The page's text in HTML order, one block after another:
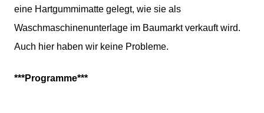
eine Hartgummimatte gelegt, wie sie als
Waschmaschinenunterlage im Baumarkt verkauft wird.
Auch hier haben wir keine Probleme.
***Programme***